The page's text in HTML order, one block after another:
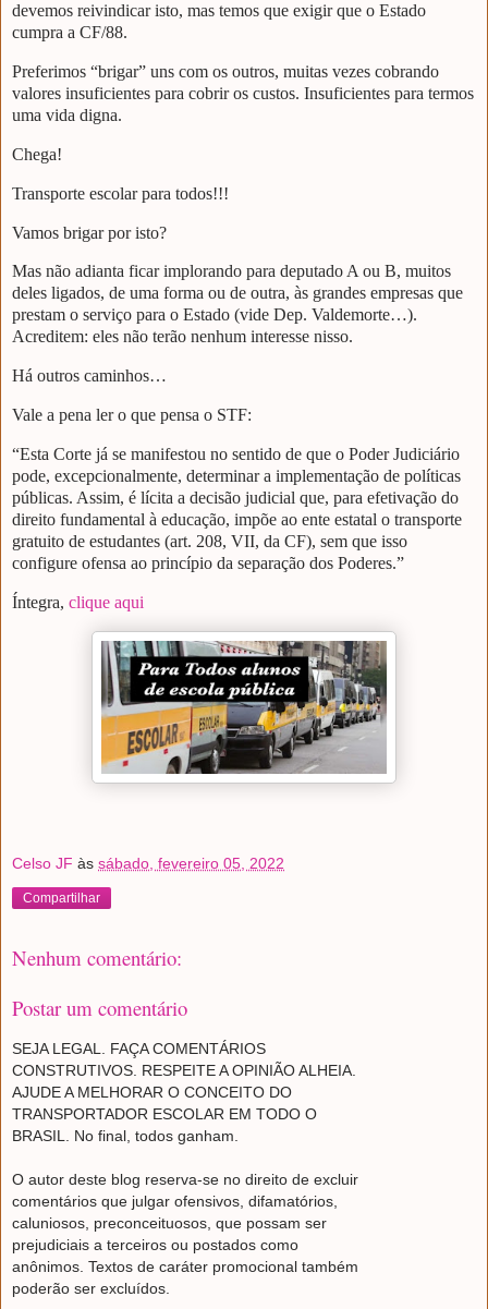
devemos reivindicar isto, mas temos que exigir que o Estado
cumpra a CF/88.
Preferimos “brigar” uns com os outros, muitas vezes cobrando
valores insuficientes para cobrir os custos. Insuficientes para termos
uma vida digna.
Chega!
Transporte escolar para todos!!!
Vamos brigar por isto?
Mas não adianta ficar implorando para deputado A ou B, muitos
deles ligados, de uma forma ou de outra, às grandes empresas que
prestam o serviço para o Estado (vide Dep. Valdemorte…).
Acreditem: eles não terão nenhum interesse nisso.
Há outros caminhos…
Vale a pena ler o que pensa o STF:
“Esta Corte já se manifestou no sentido de que o Poder Judiciário
pode, excepcionalmente, determinar a implementação de políticas
públicas. Assim, é lícita a decisão judicial que, para efetivação do
direito fundamental à educação, impõe ao ente estatal o transporte
gratuito de estudantes (art. 208, VII, da CF), sem que isso
configure ofensa ao princípio da separação dos Poderes.”
Íntegra, clique aqui
Celso JF às sábado, fevereiro 05, 2022
Compartilhar
Nenhum comentário:
Postar um comentário
SEJA LEGAL. FAÇA COMENTÁRIOS
CONSTRUTIVOS. RESPEITE A OPINIÃO ALHEIA.
AJUDE A MELHORAR O CONCEITO DO
TRANSPORTADOR ESCOLAR EM TODO O
BRASIL. No final, todos ganham.
O autor deste blog reserva-se no direito de excluir
comentários que julgar ofensivos, difamatórios,
caluniosos, preconceituosos, que possam ser
prejudiciais a terceiros ou postados como
anônimos. Textos de caráter promocional também
poderão ser excluídos.